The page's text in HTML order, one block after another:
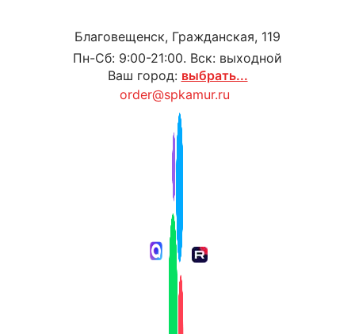
Благовещенск, Гражданская, 119
Пн-Сб: 9:00-21:00. Вск: выходной
Ваш город: выбрать...
order@spkamur.ru